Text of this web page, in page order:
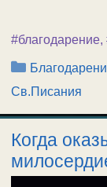
#благодарение,
Рубрики
Св.Писания
Когда